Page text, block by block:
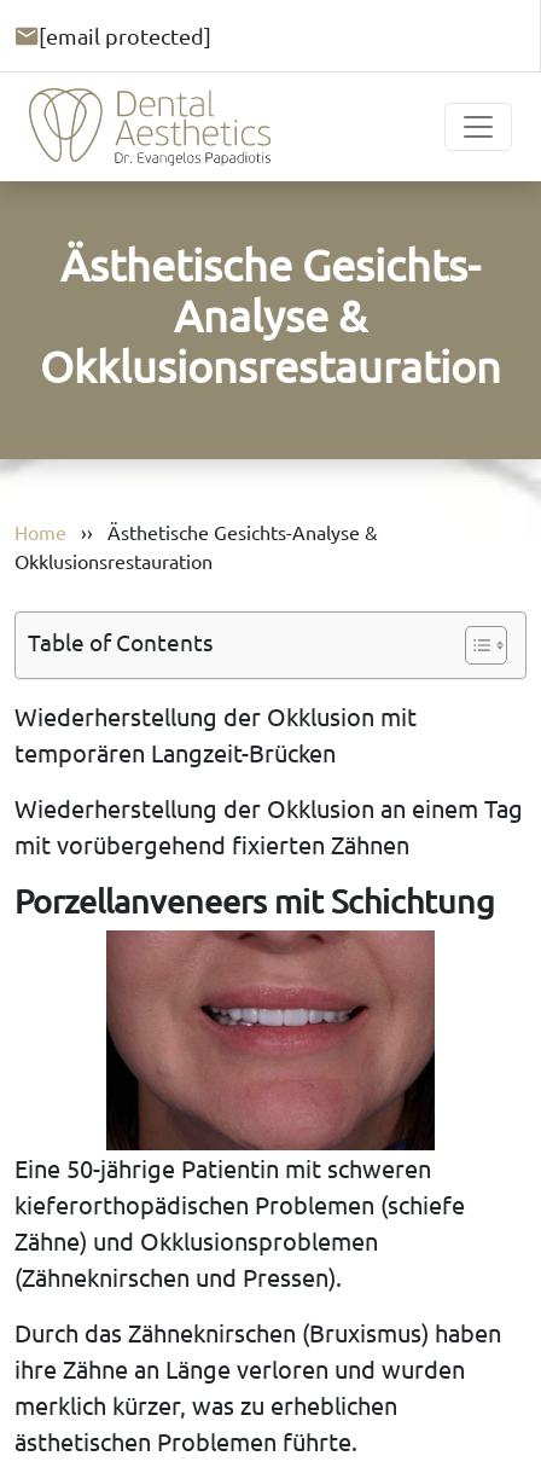
[email protected]
Ästhetische Gesichts-
Analyse &
Okklusionsrestauration
Home ›› Ästhetische Gesichts-Analyse &
Okklusionsrestauration
Table of Contents
Wiederherstellung der Okklusion mit
temporären Langzeit-Brücken
Wiederherstellung der Okklusion an einem Tag
mit vorübergehend fixierten Zähnen
Porzellanveneers mit Schichtung
Eine 50-jährige Patientin mit schweren
kieferorthopädischen Problemen (schiefe
Zähne) und Okklusionsproblemen
(Zähneknirschen und Pressen).
Durch das Zähneknirschen (Bruxismus) haben
ihre Zähne an Länge verloren und wurden
merklich kürzer, was zu erheblichen
ästhetischen Problemen führte.